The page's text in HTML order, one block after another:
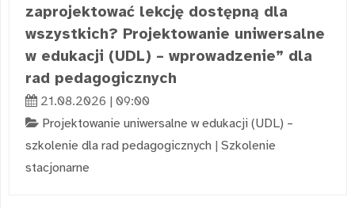
zaprojektować lekcję dostępną dla
wszystkich? Projektowanie uniwersalne
w edukacji (UDL) – wprowadzenie” dla
rad pedagogicznych
21.08.2026 | 09:00
Projektowanie uniwersalne w edukacji (UDL) –
szkolenie dla rad pedagogicznych | Szkolenie
stacjonarne